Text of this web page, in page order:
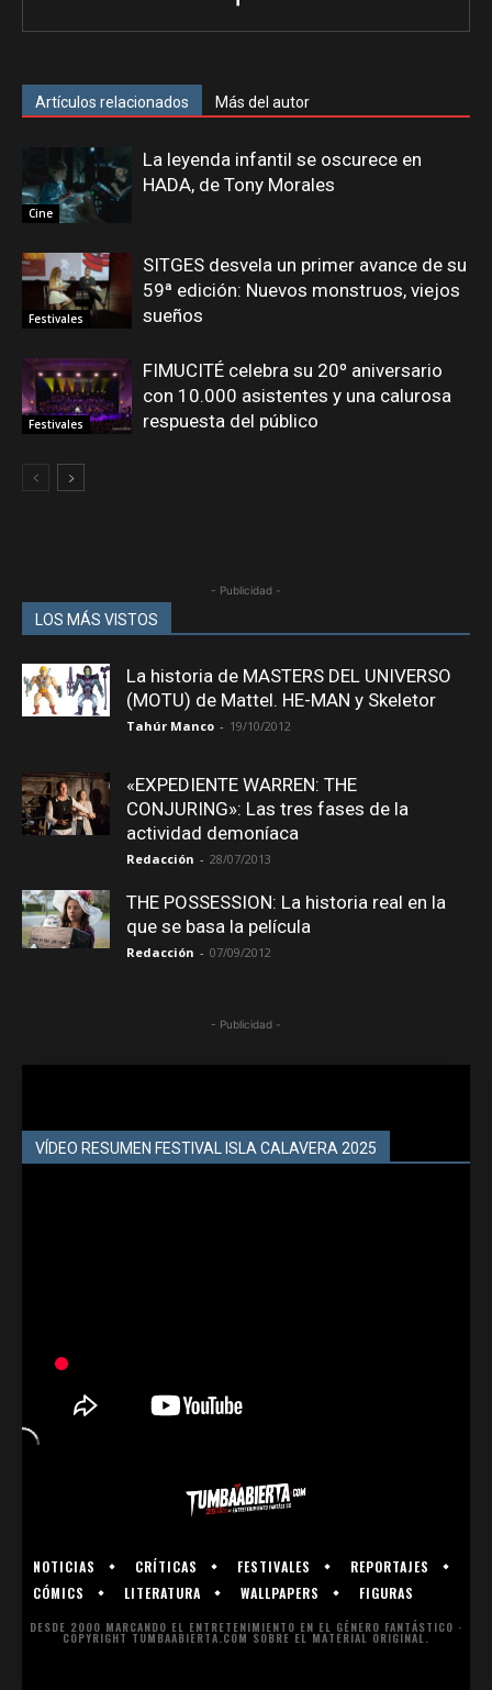
Artículos relacionados Más del autor
Cine
La leyenda infantil se oscurece en
HADA, de Tony Morales
Festivales
SITGES desvela un primer avance de su
59ª edición: Nuevos monstruos, viejos
sueños
Festivales
FIMUCITÉ celebra su 20º aniversario
con 10.000 asistentes y una calurosa
respuesta del público
- Publicidad -
LOS MÁS VISTOS
La historia de MASTERS DEL UNIVERSO
(MOTU) de Mattel. HE-MAN y Skeletor
Tahúr Manco - 19/10/2012
«EXPEDIENTE WARREN: THE
CONJURING»: Las tres fases de la
actividad demoníaca
Redacción - 28/07/2013
THE POSSESSION: La historia real en la
que se basa la película
Redacción - 07/09/2012
- Publicidad -
VÍDEO RESUMEN FESTIVAL ISLA CALAVERA 2025
NOTICIAS CRÍTICAS FESTIVALES
REPORTAJES
CÓMICS
LITERATURA WALLPAPERS FIGURAS
DESDE 2000 MARCANDO EL ENTRETENIMIENTO EN EL GÉNERO FANTÁSTICO ·
COPYRIGHT TUMBAABIERTA.COM SOBRE EL MATERIAL ORIGINAL.